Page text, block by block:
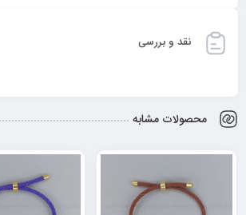
نقد و بررسی
محصولات مشابه